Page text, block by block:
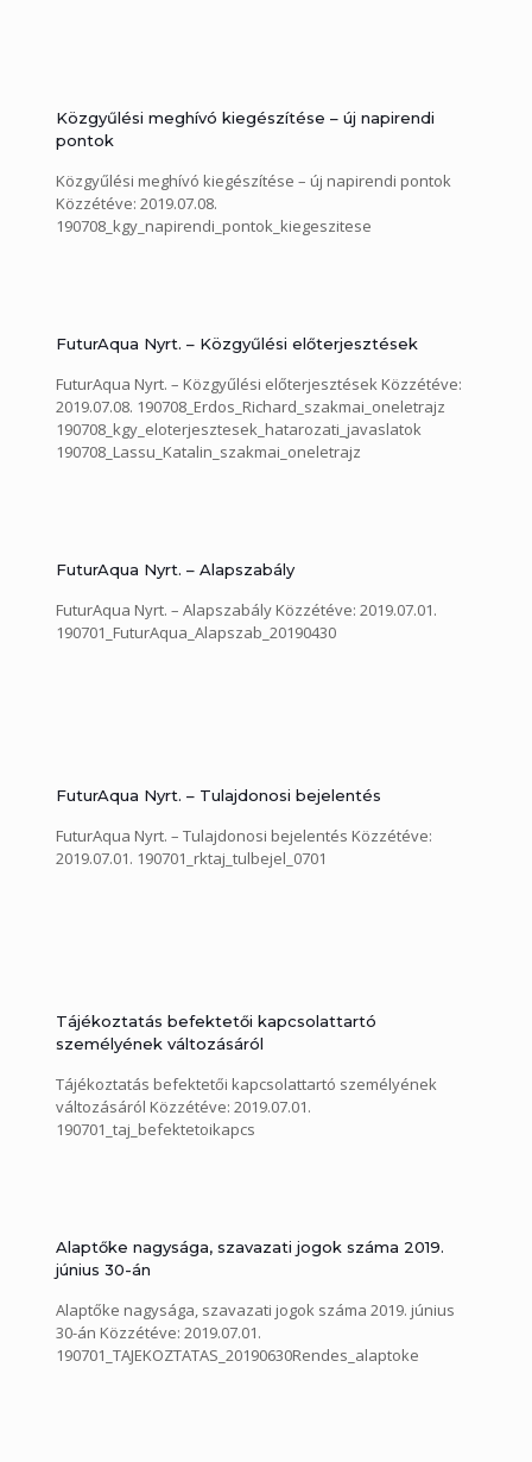
Közgyűlési meghívó kiegészítése – új napirendi
pontok
Közgyűlési meghívó kiegészítése – új napirendi pontok
Közzétéve: 2019.07.08.
190708_kgy_napirendi_pontok_kiegeszitese
FuturAqua Nyrt. – Közgyűlési előterjesztések
FuturAqua Nyrt. – Közgyűlési előterjesztések Közzétéve:
2019.07.08. 190708_Erdos_Richard_szakmai_oneletrajz
190708_kgy_eloterjesztesek_hatarozati_javaslatok
190708_Lassu_Katalin_szakmai_oneletrajz
FuturAqua Nyrt. – Alapszabály
FuturAqua Nyrt. – Alapszabály Közzétéve: 2019.07.01.
190701_FuturAqua_Alapszab_20190430
FuturAqua Nyrt. – Tulajdonosi bejelentés
FuturAqua Nyrt. – Tulajdonosi bejelentés Közzétéve:
2019.07.01. 190701_rktaj_tulbejel_0701
Tájékoztatás befektetői kapcsolattartó
személyének változásáról
Tájékoztatás befektetői kapcsolattartó személyének
változásáról Közzétéve: 2019.07.01.
190701_taj_befektetoikapcs
Alaptőke nagysága, szavazati jogok száma 2019.
június 30-án
Alaptőke nagysága, szavazati jogok száma 2019. június
30-án Közzétéve: 2019.07.01.
190701_TAJEKOZTATAS_20190630Rendes_alaptoke